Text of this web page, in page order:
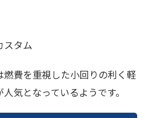
タム
費を重視した小回りの利く軽
気となっているようです。